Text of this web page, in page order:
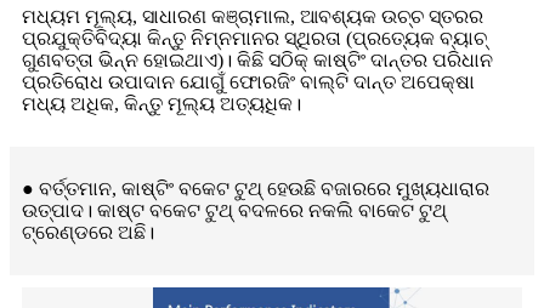
ମଧ୍ୟମ ମୂଲ୍ୟ, ସାଧାରଣ କଞ୍ଚାମାଲ, ଆବଶ୍ୟକ ଉଚ୍ଚ ସ୍ତରର
ପ୍ରଯୁକ୍ତିବିଦ୍ୟା କିନ୍ତୁ ନିମ୍ନମାନର ସ୍ଥିରତା (ପ୍ରତ୍ୟେକ ବ୍ୟାଚ୍
ଗୁଣବତ୍ତା ଭିନ୍ନ ହୋଇଥାଏ)। କିଛି ସଠିକ୍ କାଷ୍ଟିଂ ଦାନ୍ତର ପରିଧାନ
ପ୍ରତିରୋଧ ଉପାଦାନ ଯୋଗୁଁ ଫୋରଜିଂ ବାଲ୍ଟି ଦାନ୍ତ ଅପେକ୍ଷା
ମଧ୍ୟ ଅଧିକ, କିନ୍ତୁ ମୂଲ୍ୟ ଅତ୍ୟଧିକ।
● ବର୍ତ୍ତମାନ, କାଷ୍ଟିଂ ବକେଟ ଟୁଥ୍ ହେଉଛି ବଜାରରେ ମୁଖ୍ୟଧାରାର
ଉତ୍ପାଦ। କାଷ୍ଟ ବକେଟ ଟୁଥ୍ ବଦଳରେ ନକଲି ବାକେଟ ଟୁଥ୍
ଟ୍ରେଣ୍ଡରେ ଅଛି।